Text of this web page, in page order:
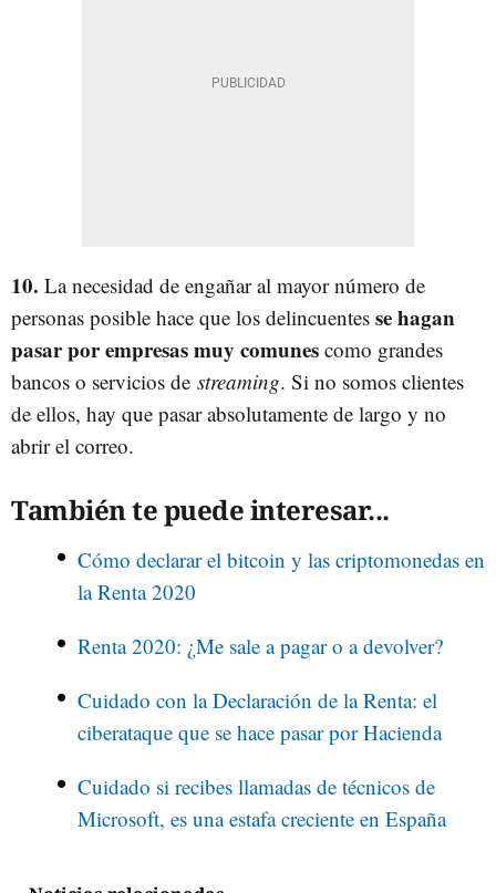
10. La necesidad de engañar al mayor número de
personas posible hace que los delincuentes se hagan
pasar por empresas muy comunes como grandes
bancos o servicios de streaming. Si no somos clientes
de ellos, hay que pasar absolutamente de largo y no
abrir el correo.
También te puede interesar...
Cómo declarar el bitcoin y las criptomonedas en
la Renta 2020
Renta 2020: ¿Me sale a pagar o a devolver?
Cuidado con la Declaración de la Renta: el
ciberataque que se hace pasar por Hacienda
Cuidado si recibes llamadas de técnicos de
Microsoft, es una estafa creciente en España